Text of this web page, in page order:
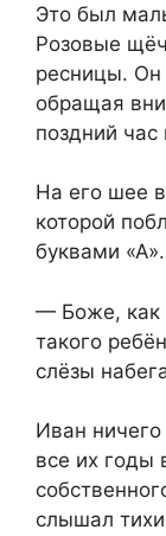
Это был
Розовые
ресницы. Он
обращая
поздний час
На его шее
которой
буквами «А».
— Боже, как
такого
слёзы
Иван ничего
все их годы
слышал